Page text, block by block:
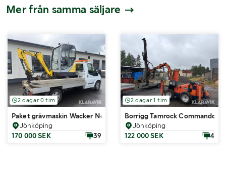
Mer från samma säljare
2 dagar 0 tim
Paket grävmaskin Wacker Neuson 1404 och flakbil Ford Transit
Jönköping
170 000 SEK
39
2 dagar 1 tim
Borrigg Tamrock Commando
Jönköping
122 000 SEK
4